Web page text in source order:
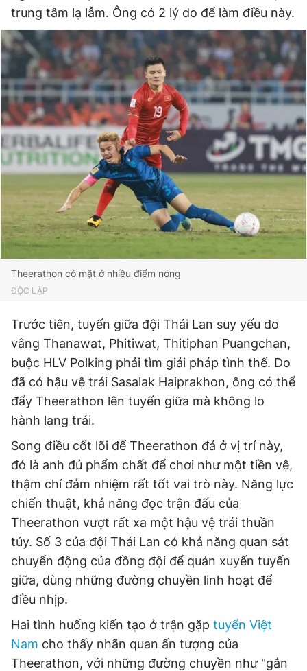
trung tâm lạ lẫm. Ông có 2 lý do để làm điều này.
Theerathon có mặt ở nhiều điểm nóng
ĐỘC LẬP
Trước tiên, tuyến giữa đội Thái Lan suy yếu do
vắng Thanawat, Phitiwat, Thitiphan Puangchan,
buộc HLV Polking phải tìm giải pháp tình thế. Do
đã có hậu vệ trái Sasalak Haiprakhon, ông có thể
đẩy Theerathon lên tuyến giữa mà không lo
hành lang trái.
Song điều cốt lõi để Theerathon đá ở vị trí này,
đó là anh đủ phẩm chất để chơi như một tiền vệ,
thậm chí đảm nhiệm rất tốt vai trò này. Năng lực
chiến thuật, khả năng đọc trận đấu của
Theerathon vượt rất xa một hậu vệ trái thuần
túy. Số 3 của đội Thái Lan có khả năng quan sát
chuyển động của đồng đội để quán xuyến tuyến
giữa, dùng những đường chuyền linh hoạt để
điều nhịp.
Hai tình huống kiến tạo ở trận gặp tuyển Việt
Nam cho thấy nhãn quan ấn tượng của
Theerathon, với những đường chuyền như "gắn